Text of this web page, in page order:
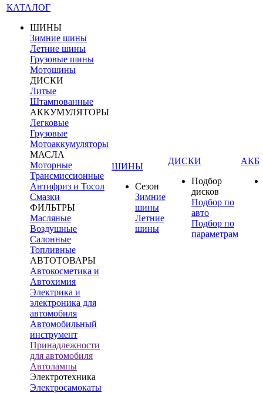
КАТАЛОГ
ШИНЫ
Зимние шины
Летние шины
Грузовые шины
Мотошины
ДИСКИ
Литые
Штампованные
АККУМУЛЯТОРЫ
Легковые
Грузовые
Мотоаккумуляторы
МАСЛА
Моторные
Трансмиссионные
Антифриз и Тосол
Смазки
ФИЛЬТРЫ
Масляные
Воздушные
Салонные
Топливные
АВТОТОВАРЫ
Автокосметика и
Автохимия
Электрика и
электроника для
автомобиля
Автомобильный
инструмент
Принадлежности
для автомобиля
Автолампы
Электротехника
Электросамокаты
ШИНЫ
Сезон
Зимние
шины
Летние
шины
ДИСКИ
Подбор
дисков
Подбор по
авто
Подбор по
параметрам
АКБ